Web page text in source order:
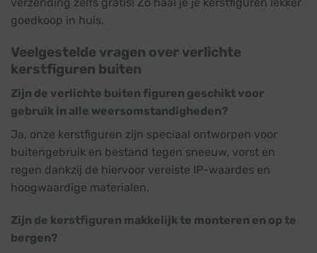
goedkoop in huis.
Veelgestelde vragen over verlichte
kerstfiguren buiten
Zijn de verlichte buiten figuren geschikt voor
gebruik in alle weersomstandigheden?
Ja, onze kerstfiguren zijn speciaal ontworpen voor
buitengebruik en bestand tegen sneeuw, vorst en
regen dankzij de hiervoor vereiste IP-waardes en
hoogwaardige materialen.
Zijn de kerstfiguren makkelijk te monteren en op te
bergen?